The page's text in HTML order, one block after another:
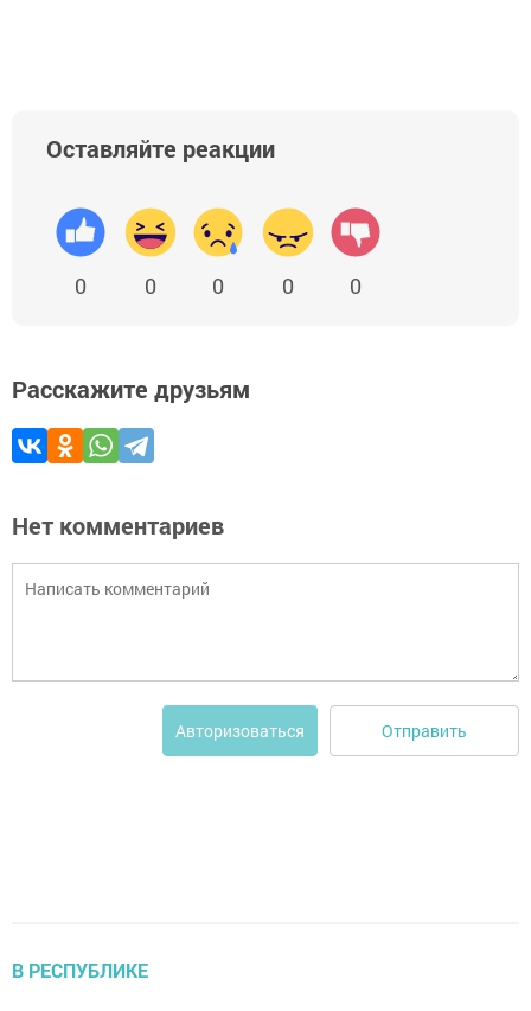
Оставляйте реакции
0 0 0 0 0
Расскажите друзьям
Нет комментариев
Авторизоваться Отправить
В РЕСПУБЛИКЕ